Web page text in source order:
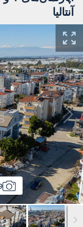
آنتالیا